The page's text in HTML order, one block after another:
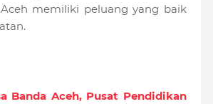
memiliki peluang yang baik
Banda Aceh, Pusat Pendidikan